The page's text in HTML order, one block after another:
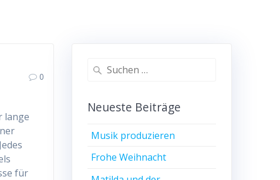
0
lange
für
Suchen
Neueste Beiträge
Musik produzieren
Frohe Weihnacht